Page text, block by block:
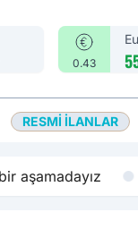
0.43
RESMI İLANLAR